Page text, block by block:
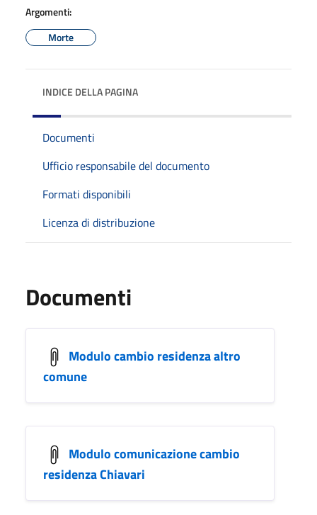
Argomenti:
Morte
INDICE DELLA PAGINA
Documenti
Ufficio responsabile del documento
Formati disponibili
Licenza di distribuzione
Documenti
Modulo cambio residenza altro
comune
Modulo comunicazione cambio
residenza Chiavari